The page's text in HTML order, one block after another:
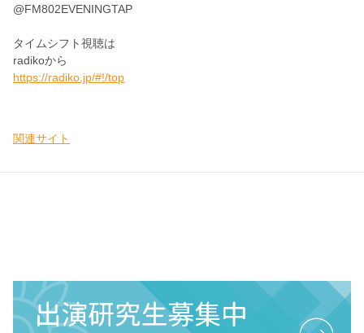
@FM802EVENINGTAP
タイムシフト視聴は
radikoから
https://radiko.jp/#!/top
関連サイト